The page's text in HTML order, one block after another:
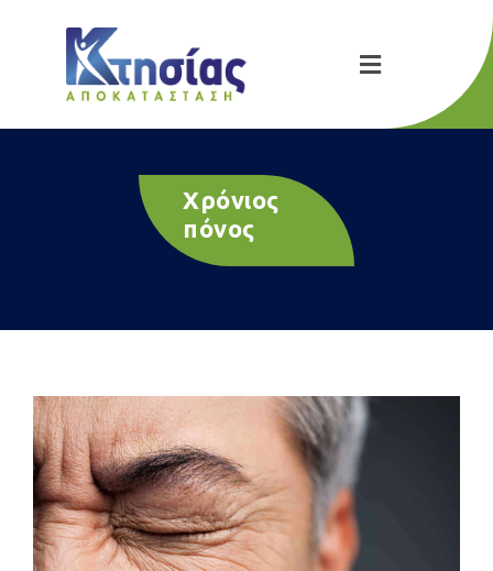
Χρόνιος
πόνος